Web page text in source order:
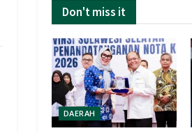
Don't miss it
DAERAH